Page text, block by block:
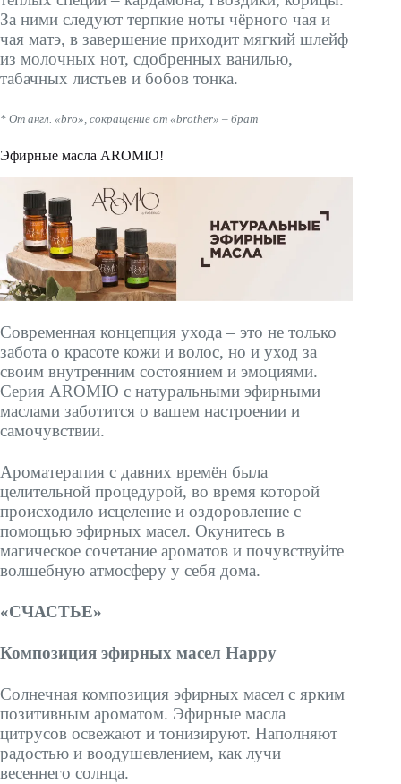
За ними следуют терпкие ноты чёрного чая и
чая матэ, в завершение приходит мягкий шлейф
из молочных нот, сдобренных ванилью,
табачных листьев и бобов тонка.
* От англ. «bro», сокращение от «brother» – брат
Эфирные масла AROMIO!
Современная концепция ухода – это не только
забота о красоте кожи и волос, но и уход за
своим внутренним состоянием и эмоциями.
Серия AROMIO с натуральными эфирными
маслами заботится о вашем настроении и
самочувствии.
Ароматерапия с давних времён была
целительной процедурой, во время которой
происходило исцеление и оздоровление с
помощью эфирных масел. Окунитесь в
магическое сочетание ароматов и почувствуйте
волшебную атмосферу у себя дома.
«СЧАСТЬЕ»
Композиция эфирных масел Happy
Солнечная композиция эфирных масел с ярким
позитивным ароматом. Эфирные масла
цитрусов освежают и тонизируют. Наполняют
радостью и воодушевлением, как лучи
весеннего солнца.